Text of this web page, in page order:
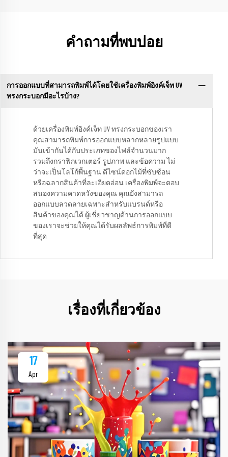
คำถามที่พบบ่อย
การออกแบบที่สามารถพิมพ์ได้โดยใช้เครื่องพิมพ์อิงค์เจ็ท UV
ทรงกระบอกมีอะไรบ้าง?
ด้วยเครื่องพิมพ์อิงค์เจ็ท UV ทรงกระบอกของเรา
คุณสามารถพิมพ์การออกแบบหลากหลายรูปแบบ
มันเข้ากันได้กับประเภทของไฟล์จำนวนมาก
รวมถึงกราฟิกเวกเตอร์ รูปภาพ และข้อความ ไม่
ว่าจะเป็นโลโก้พื้นฐาน ดีไซน์ดอกไม้ที่ซับซ้อน
หรือฉลากสินค้าที่ละเอียดอ่อน เครื่องพิมพ์จะตอบ
สนองความคาดหวังของคุณ คุณยังสามารถ
ออกแบบลวดลายเฉพาะสำหรับแบรนด์หรือ
สินค้าของคุณได้ ผู้เชี่ยวชาญด้านการออกแบบ
ของเราจะช่วยให้คุณได้รับผลลัพธ์การพิมพ์ที่ดี
ที่สุด
เรื่องที่เกี่ยวข้อง
17
Apr